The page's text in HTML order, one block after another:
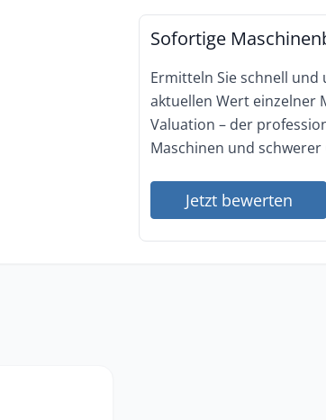
Sofortige
Ermitteln Sie schnell
aktuellen Wert einzelner
Valuation – der
Maschinen und schwerer
Jetzt bewerten